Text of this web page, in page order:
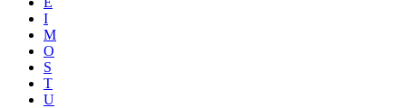
I
M
O
S
T
U